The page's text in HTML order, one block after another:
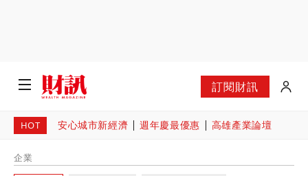
訂閱財訊
HOT 安心城市新經濟 週年慶最優惠 高雄產業論壇
企業